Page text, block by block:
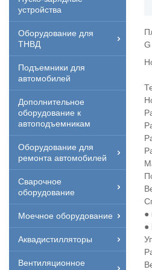
устройства
Оборудование для
ТНВД
Подъемники для
автомобилей
Дополнительное
оборудование к
автоподъемникам
Оборудование для
ремонта автомобилей
Сварочное
оборудование
Моечное оборудование
Аквадистилляторы
Вентиляционное
●
●